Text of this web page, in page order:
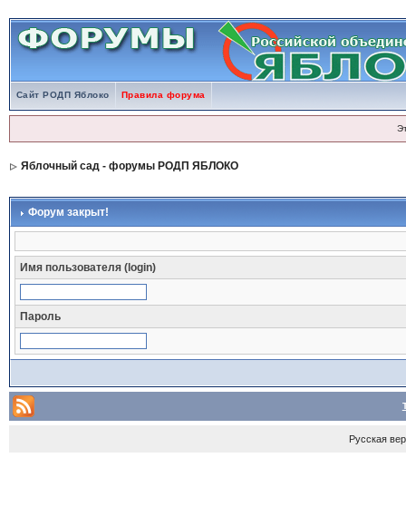
Сайт РОДП Яблоко Правила форума
Яблочный сад - форумы РОДП ЯБЛОКО
Форум закрыт!
Имя пользователя (login)
Пароль
Русская